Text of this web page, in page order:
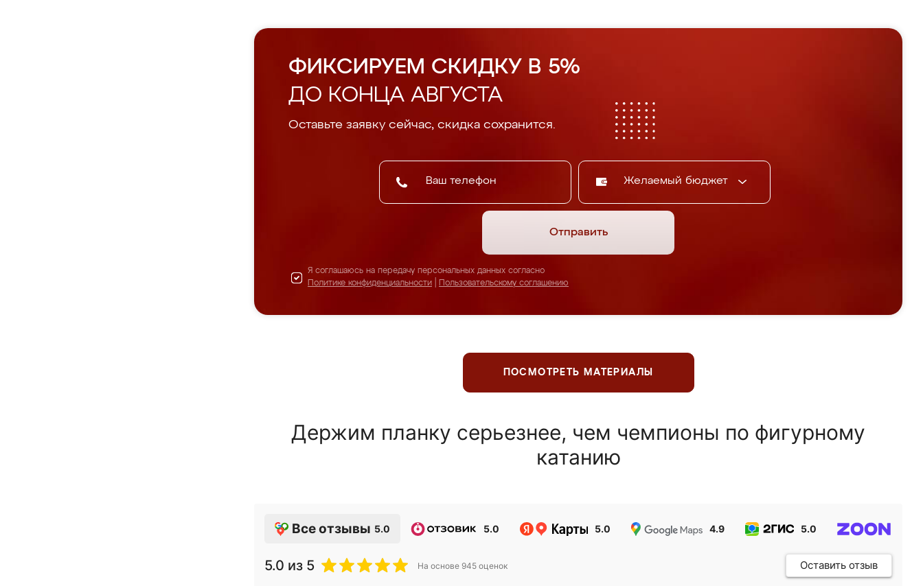
ФИКСИРУЕМ СКИДКУ В 5%
ДО КОНЦА АВГУСТА
Оставьте заявку сейчас, скидка сохранится.
Желаемый бюджет
Отправить
Я соглашаюсь на передачу персональных данных согласно
Политике конфиденциальности
Пользовательскому соглашению
ПОСМОТРЕТЬ МАТЕРИАЛЫ
Держим планку серьезнее, чем чемпионы по фигурному
катанию
Все отзывы 5.0 5.0 5.0 4.9 5.0
5.0 из 5 На основе 945 оценок Оставить отзыв